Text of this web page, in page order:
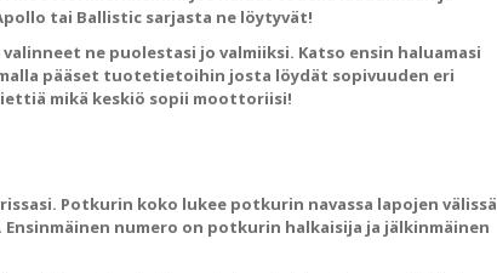
tai Ballistic sarjasta ne löytyvät!
ne puolestasi jo valmiiksi. Katso ensin haluamasi
pääset tuotetietoihin josta löydät sopivuuden eri
mikä keskiö sopii moottoriisi!
Potkurin koko lukee potkurin navassa lapojen välissä
Ensinmäinen numero on potkurin halkaisija ja jälkinmäinen